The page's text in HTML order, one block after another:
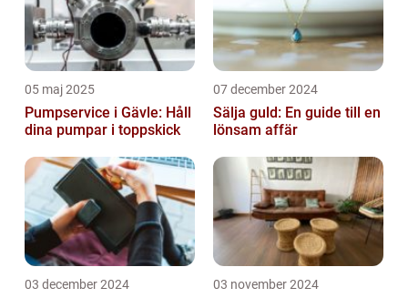
05 maj 2025
Pumpservice i Gävle: Håll
dina pumpar i toppskick
07 december 2024
Sälja guld: En guide till en
lönsam affär
03 december 2024 03 november 2024